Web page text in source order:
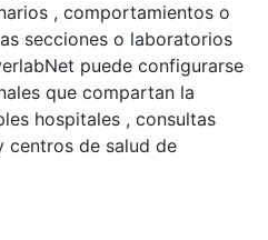
, comportamientos o
secciones o laboratorios
puede configurarse
que compartan la
hospitales , consultas
centros de salud de